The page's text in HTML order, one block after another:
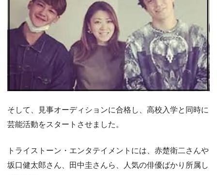
そして、見事オーディションに合格し、高校入学と同時に
芸能活動をスタートさせました。
トライストーン・エンタテイメントには、赤楚衛二さんや
坂口健太郎さん、田中圭さんら、人気の俳優ばかり所属し